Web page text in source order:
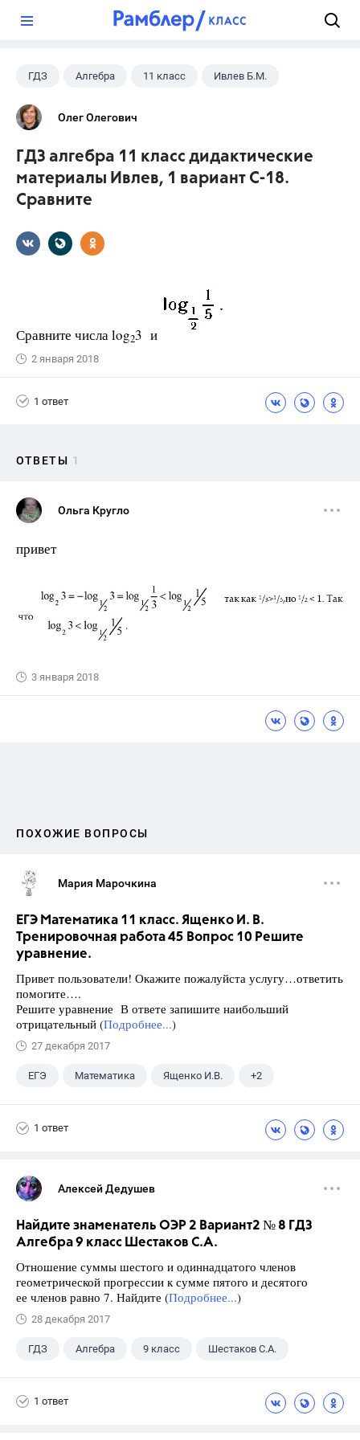
ГДЗ Алгебра 11 класс Ивлев Б.М.
Олег Олегович
ГДЗ алгебра 11 класс дидактические
материалы Ивлев, 1 вариант С-18.
Сравните
Сравните числа log23 и
2 января 2018
1 ответ
ОТВЕТЫ 1
Ольга Кругло
привет
3 января 2018
ПОХОЖИЕ ВОПРОСЫ
Мария Марочкина
ЕГЭ Математика 11 класс. Ященко И. В.
Тренировочная работа 45 Вопрос 10 Решите
уравнение.
Привет пользователи! Окажите пожалуйста услугу…ответить
помогите….
Решите уравнение В ответе запишите наибольший
отрицательный (Подробнее...)
27 декабря 2017
ЕГЭ Математика Ященко И.В. +2
1 ответ
Алексей Дедушев
Найдите знаменатель ОЭР 2 Вариант2 № 8 ГДЗ
Алгебра 9 класс Шестаков С.А.
Отношение суммы шестого и одиннадцатого членов
геометрической прогрессии к сумме пятого и десятого
ее членов равно 7. Найдите (Подробнее...)
28 декабря 2017
ГДЗ Алгебра 9 класс Шестаков С.А.
1 ответ